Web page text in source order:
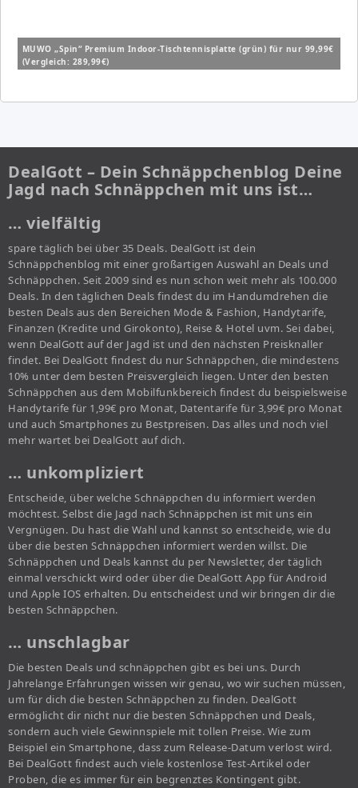
MUWO „Spin“ Premium Indoor-Tischtennisplatte (grün) für nur 99,99€
(Vergleich: 289,99€)
DealGott – Dein Schnäppchenblog Deine
Jagd nach Schnäppchen mit uns ist…
… vielfältig
spare täglich bei über 35 Deals. DealGott ist dein
Schnäppchenblog mit einer großartigen Auswahl an Deals und
Schnäppchen. Seit 2009 sind es nun schon weit mehr als 100.000
Deals. In den täglichen Deals findest du im Handumdrehen die
besten Deals aus den Bereichen Mode & Fashion, Handytarife,
Finanzen (Kredite und Girokonto), Reise & Hotel uvm. Sei dabei,
wenn DealGott auf der Jagd ist und den nächsten Preisknaller
findet. Bei DealGott findest du nur Schnäppchen, die mindestens
10% unter dem besten Preisvergleich liegen. Unter den besten
Schnäppchen aus dem Mobilfunkbereich findest du beispielsweise
Handytarife für 1,99€ pro Monat, Datentarife für 3,99€ pro Monat
und auch Smartphones zu Bestpreisen. Das alles und noch viel
mehr wartet bei DealGott auf dich.
… unkompliziert
Entscheide, über welche Schnäppchen du informiert werden
möchtest. Selbst die Jagd nach Schnäppchen ist mit uns ein
Vergnügen. Du hast die Wahl und kannst so entscheide, wie du
über die besten Schnäppchen informiert werden willst. Die
Schnäppchen und Deals kannst du per Newsletter, der täglich
einmal verschickt wird oder über die DealGott App für Android
und Apple IOS erhalten. Du entscheidest und wir bringen dir die
besten Schnäppchen.
… unschlagbar
Die besten Deals und schnäppchen gibt es bei uns. Durch
Jahrelange Erfahrungen wissen wir genau, wo wir suchen müssen,
um für dich die besten Schnäppchen zu finden. DealGott
ermöglicht dir nicht nur die besten Schnäppchen und Deals,
sondern auch viele Gewinnspiele mit tollen Preise. Wie zum
Beispiel ein Smartphone, dass zum Release-Datum verlost wird.
Bei DealGott findest auch viele kostenlose Test-Artikel oder
Proben, die es immer für ein begrenztes Kontingent gibt.